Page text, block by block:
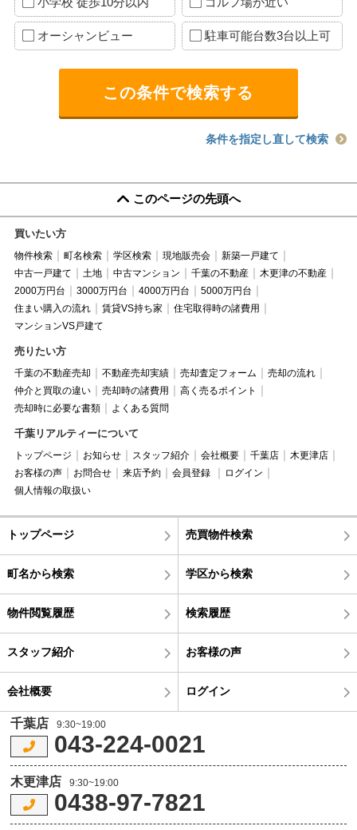
オーシャンビュー 駐車可能台数3台以上可
条件を指定し直して検索
このページの先頭へ
買いたい方
物件検索 町名検索 学区検索 現地販売会
新築一戸建て
中古一戸建て
土地 中古マンション 千葉の不動産
木更津の不動産
2000万円台
3000万円台 4000万円台
5000万円台
住まい購入の流れ
賃貸VS持ち家
住宅取得時の諸費用
マンションVS戸建て
売りたい方
千葉の不動産売却 不動産売却実績 売却査定フォーム
売却の流れ
仲介と買取の違い
売却時の諸費用
高く売るポイント
売却時に必要な書類
よくある質問
千葉リアルティーについて
トップページ お知らせ スタッフ紹介 会社概要 千葉店
木更津店
お客様の声
お問合せ 来店予約 会員登録
ログイン
個人情報の取扱い
トップページ 売買物件検索
町名から検索 学区から検索
物件閲覧履歴 検索履歴
スタッフ紹介 お客様の声
会社概要 ログイン
千葉店 9:30~19:00
043-224-0021
木更津店 9:30~19:00
0438-97-7821